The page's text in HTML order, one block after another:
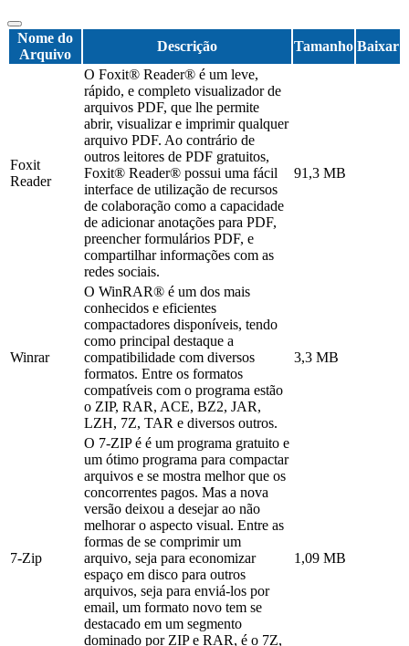
Nome do
Arquivo
Descrição Tamanho Baixar
Foxit
Reader
O Foxit® Reader® é um leve,
rápido, e completo visualizador de
arquivos PDF, que lhe permite
abrir, visualizar e imprimir qualquer
arquivo PDF. Ao contrário de
outros leitores de PDF gratuitos,
Foxit® Reader® possui uma fácil
interface de utilização de recursos
de colaboração como a capacidade
de adicionar anotações para PDF,
preencher formulários PDF, e
compartilhar informações com as
redes sociais.
91,3 MB
Winrar
O WinRAR® é um dos mais
conhecidos e eficientes
compactadores disponíveis, tendo
como principal destaque a
compatibilidade com diversos
formatos. Entre os formatos
compatíveis com o programa estão
o ZIP, RAR, ACE, BZ2, JAR,
LZH, 7Z, TAR e diversos outros.
3,3 MB
7-Zip
O 7-ZIP é é um programa gratuito e
um ótimo programa para compactar
arquivos e se mostra melhor que os
concorrentes pagos. Mas a nova
versão deixou a desejar ao não
melhorar o aspecto visual. Entre as
formas de se comprimir um
arquivo, seja para economizar
espaço em disco para outros
arquivos, seja para enviá-los por
email, um formato novo tem se
destacado em um segmento
dominado por ZIP e RAR, é o 7Z,
1,09 MB